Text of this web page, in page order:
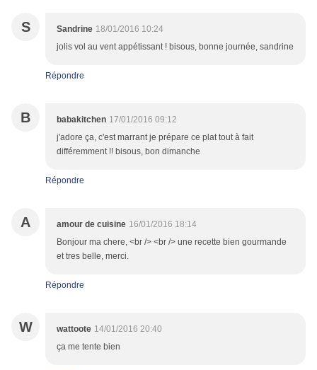
S Sandrine 18/01/2016 10:24
jolis vol au vent appétissant ! bisous, bonne journée, sandrine
Répondre
B babakitchen 17/01/2016 09:12
j'adore ça, c'est marrant je prépare ce plat tout à fait
différemment !! bisous, bon dimanche
Répondre
A amour de cuisine 16/01/2016 18:14
Bonjour ma chere, <br /> <br /> une recette bien gourmande
et tres belle, merci.
Répondre
W wattoote 14/01/2016 20:40
ça me tente bien